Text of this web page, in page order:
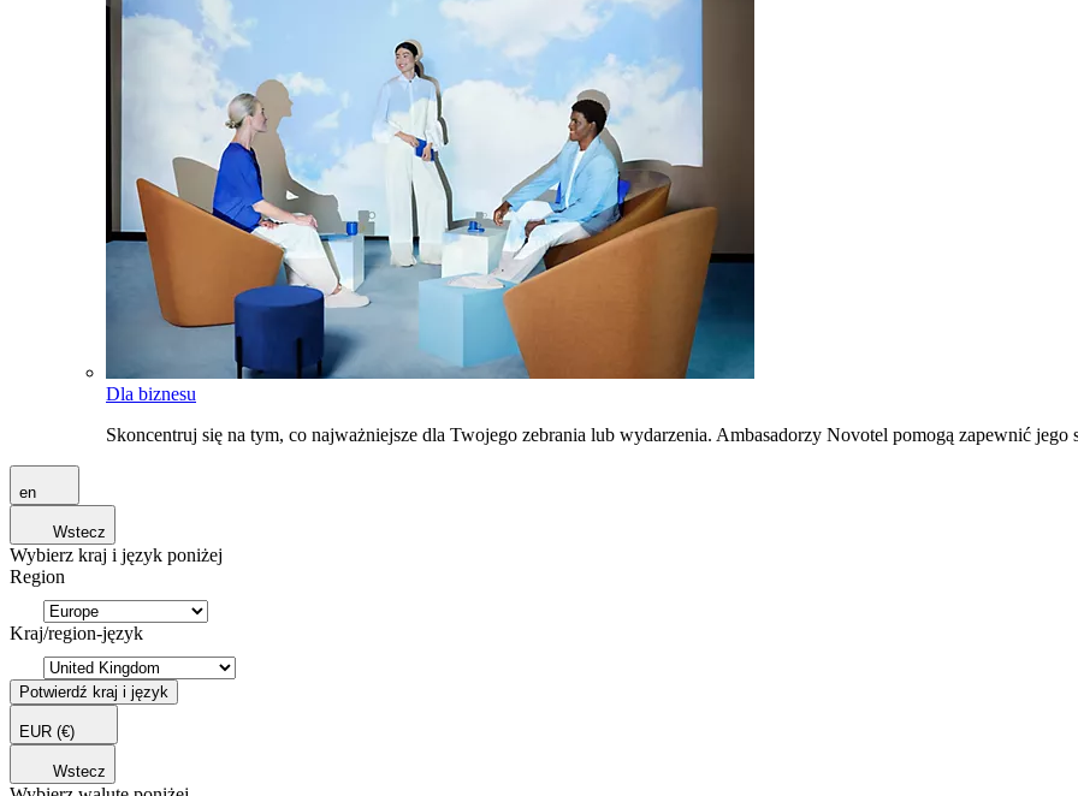
Dla biznesu
Skoncentruj się na tym, co najważniejsze dla Twojego zebrania lub wydarzenia. Ambasadorzy Novotel pomogą zapewnić jego
en
Wstecz
Wybierz kraj i język poniżej
Region
Kraj/region-język
Potwierdź kraj i język
EUR (€)
Wstecz